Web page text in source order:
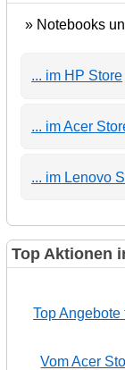
» Notebooks
... im HP Store
... im Acer
... im Lenovo
Top Aktionen
Top
Vom Acer